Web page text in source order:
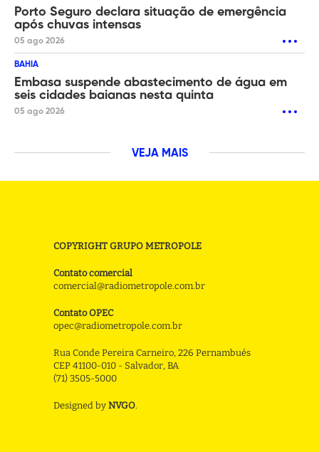
Porto Seguro declara situação de emergência
após chuvas intensas
05 ago 2026
BAHIA
Embasa suspende abastecimento de água em
seis cidades baianas nesta quinta
05 ago 2026
VEJA MAIS
COPYRIGHT GRUPO METROPOLE
Contato comercial
comercial@radiometropole.com.br
Contato OPEC
opec@radiometropole.com.br
Rua Conde Pereira Carneiro, 226 Pernambués
CEP 41100-010 - Salvador, BA
(71) 3505-5000
Designed by NVGO.